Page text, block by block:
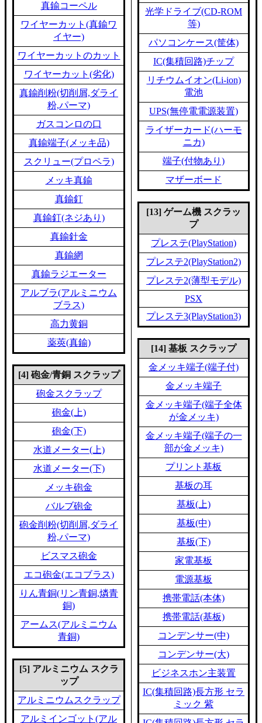
真鍮コーペル
ワイヤーカット(真鍮ワ
イヤー)
ワイヤーカットのカット
ワイヤーカット(劣化)
真鍮削粉(切削屑,ダライ
粉,パーマ)
ガスコンロの口
真鍮端子(メッキ品)
スクリュー(プロペラ)
メッキ真鍮
真鍮釘
真鍮釘(ネジあり)
真鍮針金
真鍮網
真鍮ラジエーター
アルブラ(アルミニウム
ブラス)
高力黄銅
薬莢(真鍮)
[4] 砲金/青銅 スクラップ
砲金スクラップ
砲金(上)
砲金(下)
水道メーター(上)
水道メーター(下)
メッキ砲金
バルブ砲金
砲金削粉(切削屑,ダライ
粉,パーマ)
ビスマス砲金
エコ砲金(エコブラス)
りん青銅(リン青銅,燐青
銅)
アームス(アルミニウム
青銅)
[5] アルミニウム スクラ
ップ
アルミニウムスクラップ
アルミインゴット(アル
光学ドライブ(CD-ROM
等)
パソコンケース(筐体)
IC(集積回路)チップ
リチウムイオン(Li-ion)
電池
UPS(無停電電源装置)
ライザーカード(ハーモ
ニカ)
端子(付物あり)
マザーボード
[13] ゲーム機 スクラッ
プ
プレステ(PlayStation)
プレステ2(PlayStation2)
プレステ2(薄型モデル)
PSX
プレステ3(PlayStation3)
[14] 基板 スクラップ
金メッキ端子(端子付)
金メッキ端子
金メッキ端子(端子全体
が金メッキ)
金メッキ端子(端子の一
部が金メッキ)
プリント基板
基板の耳
基板(上)
基板(中)
基板(下)
家電基板
電源基板
携帯電話(本体)
携帯電話(基板)
コンデンサー(中)
コンデンサー(大)
ビジネスホン主装置
IC(集積回路)長方形 セラ
ミック 紫